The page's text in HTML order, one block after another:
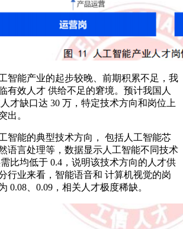
能产业的起步较晚、前期积累不足，我
有效人才 供给不足的窘境。预计我国人
才缺口达 30 万，特定技术方向和岗位上
出。
能的典型技术方向， 包括人工智能芯
语言处理等，数据显示人工智能不同技术
比均低于 0.4，说明该技术方向的人才供
行业来看，智能语音和 计算机视觉的岗
0.08、0.09，相关人才极度稀缺。